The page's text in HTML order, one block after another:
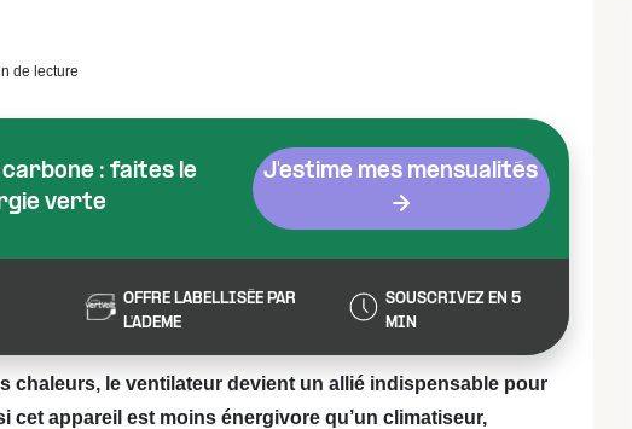
de lecture
: faites le
verte
J'estime mes mensualités
OFFRE LABELLISÉE PAR
L'ADEME
SOUSCRIVEZ EN 5
MIN
chaleurs, le ventilateur devient un allié indispensable pour
cet appareil est moins énergivore qu’un climatiseur,